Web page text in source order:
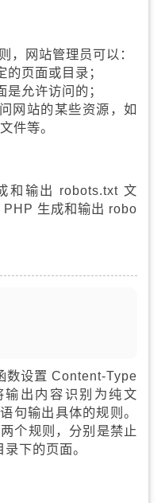
，网站管理员可以：
页面或目录；
允许访问的；
网站的某些资源，如
件等。
和输出 robots.txt 文
生成和输出 robo
数设置 Content-Type
出内容识别为纯文
句输出具体的规则。
个规则，分别是禁止
下的页面。